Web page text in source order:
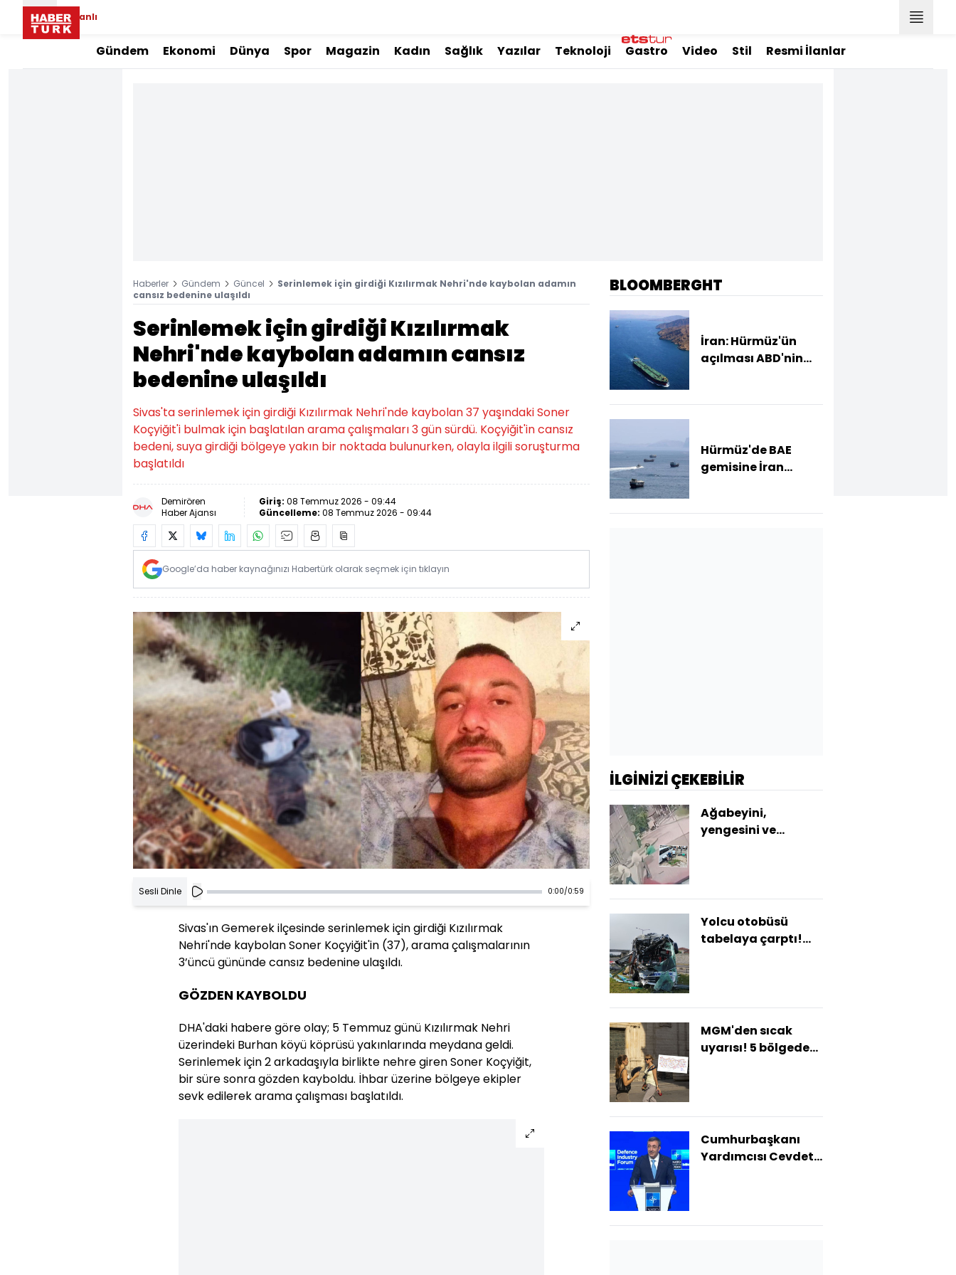
Canlı
Gündem Ekonomi Dünya Spor Magazin Kadın Sağlık Yazılar Teknoloji Gastro Video Stil Resmi İlanlar
Haberler Gündem Güncel
Serinlemek için girdiği Kızılırmak Nehri'nde kaybolan adamın
cansız bedenine ulaşıldı
Serinlemek için girdiği Kızılırmak
Nehri'nde kaybolan adamın cansız
bedenine ulaşıldı
Sivas'ta serinlemek için girdiği Kızılırmak Nehri'nde kaybolan 37 yaşındaki Soner
Koçyiğit'i bulmak için başlatılan arama çalışmaları 3 gün sürdü. Koçyiğit'in cansız
bedeni, suya girdiği bölgeye yakın bir noktada bulunurken, olayla ilgili soruşturma
başlatıldı
Demirören
Haber Ajansı
Giriş: 08 Temmuz 2026 - 09:44
Güncelleme: 08 Temmuz 2026 - 09:44
Google’da haber kaynağınızı Habertürk olarak seçmek için tıklayın
Sesli Dinle 0:00/0:59
Sivas'ın Gemerek ilçesinde serinlemek için girdiği Kızılırmak
Nehri'nde kaybolan Soner Koçyiğit'in (37), arama çalışmalarının
3’üncü gününde cansız bedenine ulaşıldı.
GÖZDEN KAYBOLDU
DHA'daki habere göre olay; 5 Temmuz günü Kızılırmak Nehri
üzerindeki Burhan köyü köprüsü yakınlarında meydana geldi.
Serinlemek için 2 arkadaşıyla birlikte nehre giren Soner Koçyiğit,
bir süre sonra gözden kayboldu. İhbar üzerine bölgeye ekipler
sevk edilerek arama çalışması başlatıldı.
BLOOMBERGHT
İran: Hürmüz'ün
açılması ABD'nin
Hürmüz'de BAE
gemisine İran
İLGİNİZİ ÇEKEBİLİR
Ağabeyini,
yengesini ve
Yolcu otobüsü
tabelaya çarptı!
MGM'den sıcak
uyarısı! 5 bölgede
Cumhurbaşkanı
Yardımcısı Cevdet